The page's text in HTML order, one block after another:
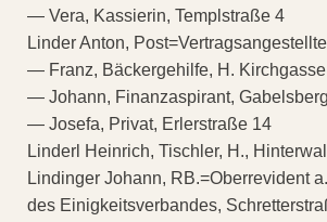
— Vera, Kassierin, Templstraße 4
Linder Anton,
— Franz, Bäckergehilfe, H.
— Johann, Finanzaspirant,
— Josefa, Privat, Erlerstraße 14
Linderl Heinrich, Tischler, H.,
Lindinger Johann, RB.=Oberrevident
des Einigkeitsverbandes,